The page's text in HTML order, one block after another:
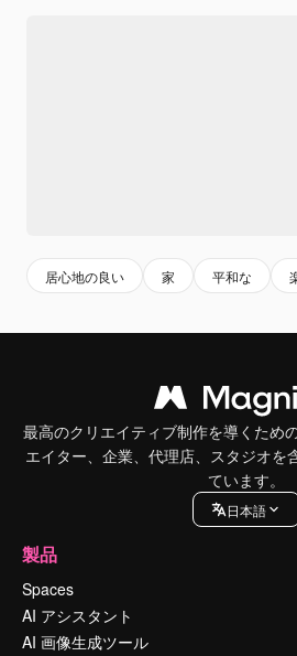
居心地の良い 家 平和な
最高のクリエイティブ制作を導くため
エイター、企業、代理店、スタジオを
ています。
日本語
製品
Spaces
AI アシスタント
AI 画像生成ツール